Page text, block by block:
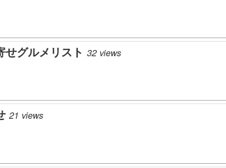
せグルメリスト 32 views
21 views